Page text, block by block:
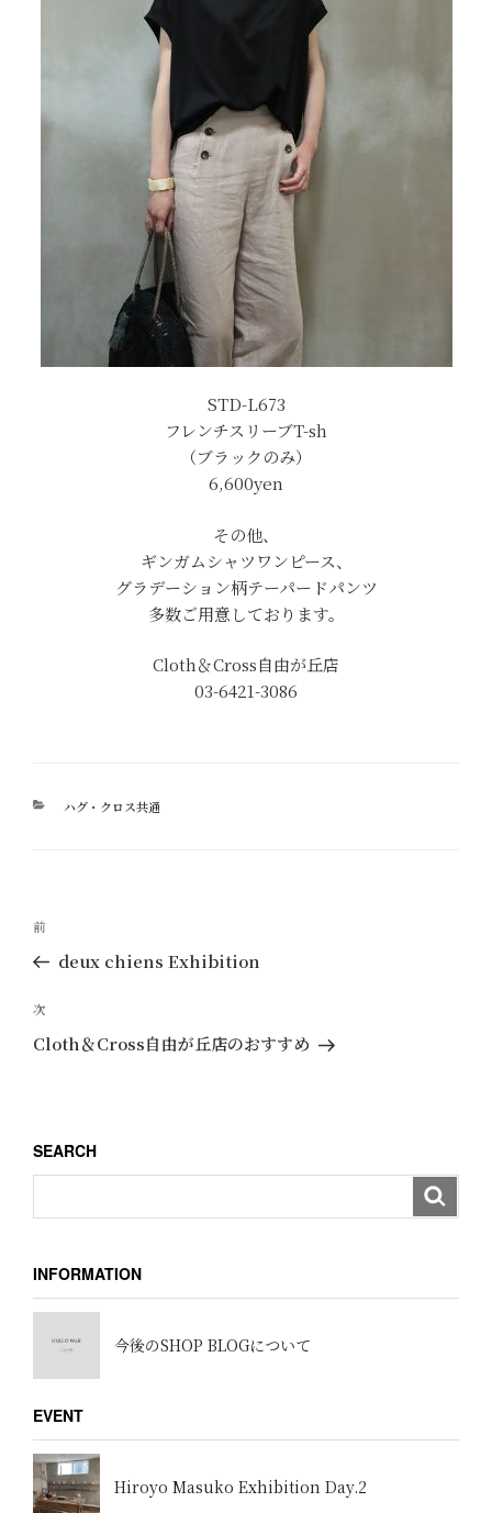
STD-L673
フレンチスリーブT-sh
（ブラックのみ）
6,600yen
その他、
ギンガムシャツワンピース、
グラデーション柄テーパードパンツ
多数ご用意しております。
Cloth＆Cross自由が丘店
03-6421-3086
カ
ハグ・クロス共通
投
ナ
ビ
ゲ
ン
過
去
投
稿
前
deux chiens Exhibition
次
の
次
Cloth＆Cross自由が丘店のおすすめ
SEARCH
INFORMATION
今後のSHOP BLOGについて
EVENT
Hiroyo Masuko Exhibition Day.2